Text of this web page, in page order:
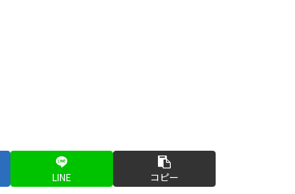
LINE コピー